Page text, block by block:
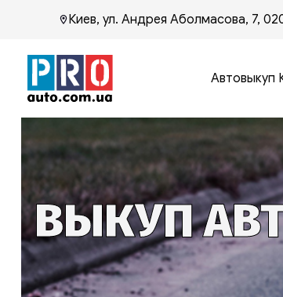
Киев, ул. Андрея Аболмасова, 7,
Автовыкуп
ВЫКУП